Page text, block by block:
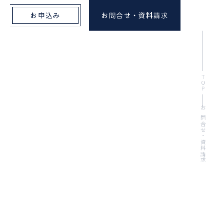
お申込み お問合せ・資料請求
TOP
お問合せ・資料請求